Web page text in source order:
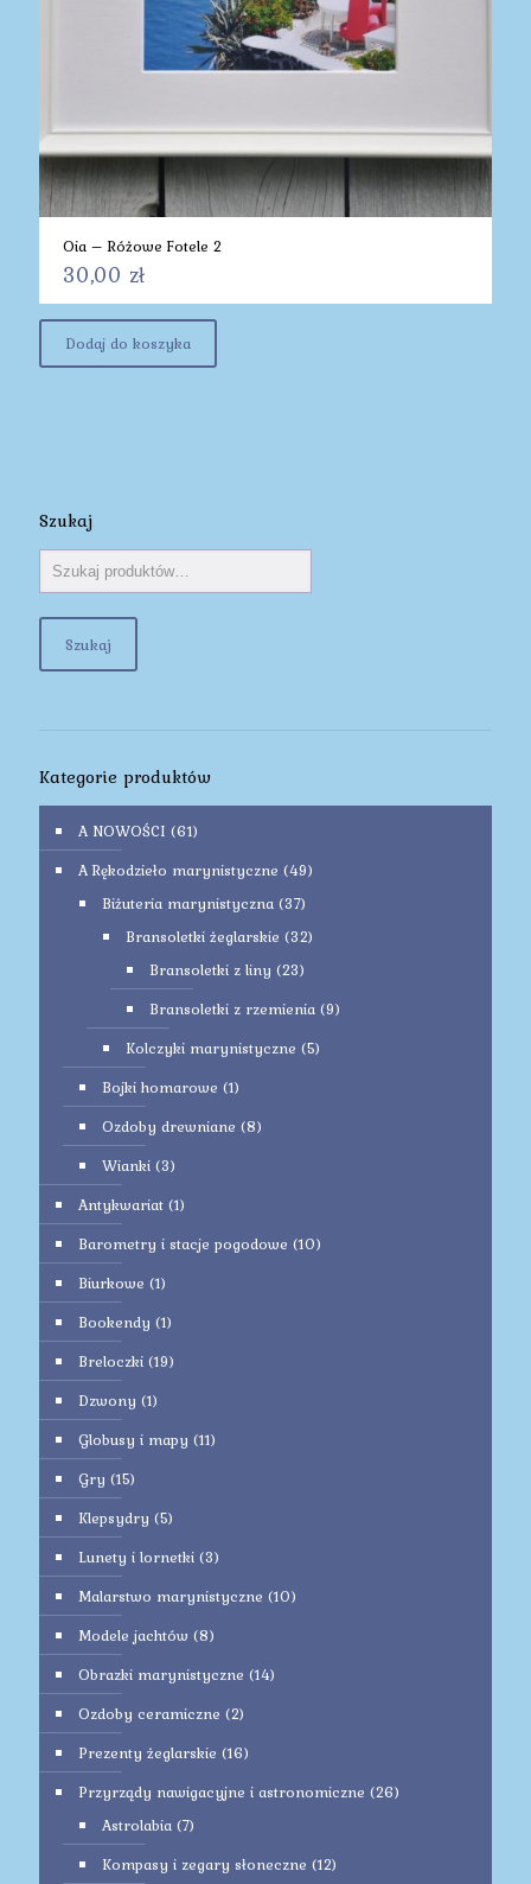
Oia – Różowe Fotele 2
30,00 zł
Dodaj do koszyka
Szukaj
Szukaj
Kategorie produktów
A NOWOŚCI (61)
A Rękodzieło marynistyczne (49)
Biżuteria marynistyczna (37)
Bransoletki żeglarskie (32)
Bransoletki z liny (23)
Bransoletki z rzemienia (9)
Kolczyki marynistyczne (5)
Bojki homarowe (1)
Ozdoby drewniane (8)
Wianki (3)
Antykwariat (1)
Barometry i stacje pogodowe (10)
Biurkowe (1)
Bookendy (1)
Breloczki (19)
Dzwony (1)
Globusy i mapy (11)
Gry (15)
Klepsydry (5)
Lunety i lornetki (3)
Malarstwo marynistyczne (10)
Modele jachtów (8)
Obrazki marynistyczne (14)
Ozdoby ceramiczne (2)
Prezenty żeglarskie (16)
Przyrządy nawigacyjne i astronomiczne (26)
Astrolabia (7)
Kompasy i zegary słoneczne (12)